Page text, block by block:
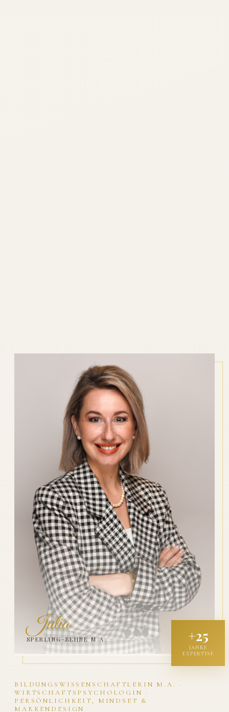
BILDUNGSWISSENSCHAFTLERIN M.A. ·
WIRTSCHAFTSPSYCHOLOGIN ·
PERSÖNLICHKEIT, MINDSET &
MARKENDESIGN
Julia
SPERLING-BEHNE M.A. +25
JAHRE
EXPERTISE